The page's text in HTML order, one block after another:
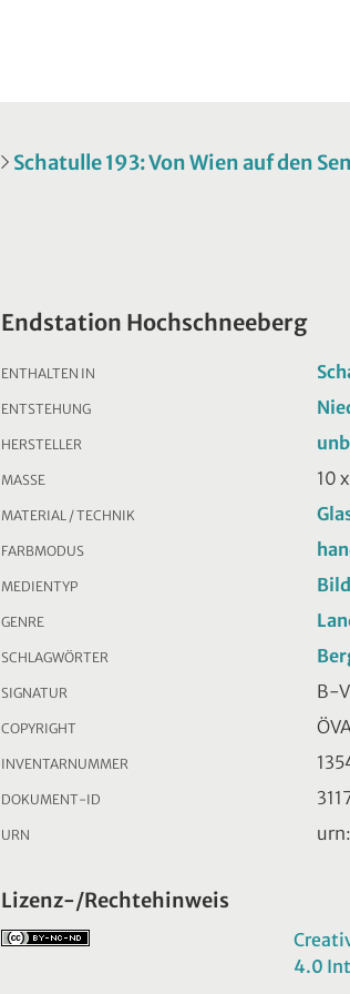
Schatulle 193: Von Wien auf den
Endstation Hochschneeberg
ENTHALTEN IN
ENTSTEHUNG
HERSTELLER
MASSE 10
MATERIAL / TECHNIK
FARBMODUS
MEDIENTYP Bild
GENRE
SCHLAGWÖRTER
SIGNATUR B-
COPYRIGHT ÖVA
INVENTARNUMMER
DOKUMENT-ID
URN
Lizenz-/Rechtehinweis
4.0